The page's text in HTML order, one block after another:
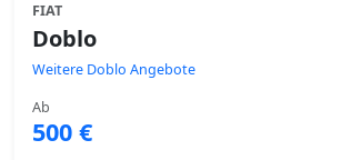
FIAT
Doblo
Weitere Doblo Angebote
Ab
500 €